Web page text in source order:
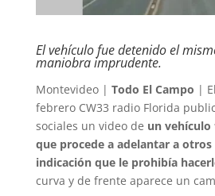
El vehículo fue detenido el
maniobra imprudente.
Montevideo | Todo El Campo |
febrero CW33 radio Florida
sociales un video de un
que procede a adelantar a
indicación que le prohibía
curva y de frente aparece un